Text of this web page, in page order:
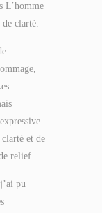
L’homme
clarté.
et de
relief.
pu